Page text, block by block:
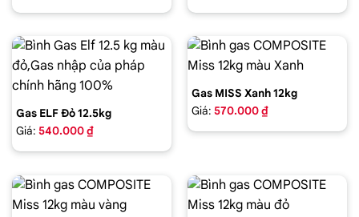
Gas ELF Đỏ 12.5kg
Giá: 540.000 ₫
Gas MISS Xanh 12kg
Giá: 570.000 ₫